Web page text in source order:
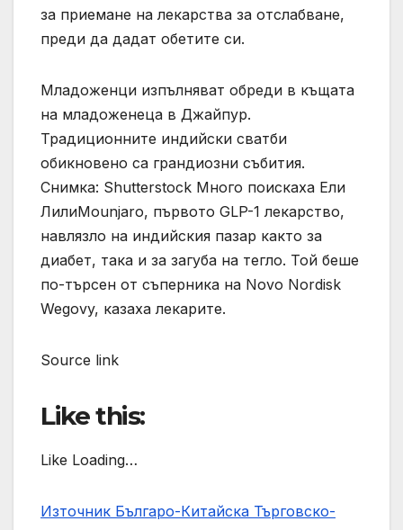
за приемане на лекарства за отслабване,
преди да дадат обетите си.
Младоженци изпълняват обреди в къщата
на младоженеца в Джайпур.
Традиционните индийски сватби
обикновено са грандиозни събития.
Снимка: Shutterstock Много поискаха Ели
ЛилиMounjaro, първото GLP-1 лекарство,
навлязло на индийския пазар както за
диабет, така и за загуба на тегло. Той беше
по-търсен от съперника на Novo Nordisk
Wegovy, казаха лекарите.
Source link
Like this:
Like Loading…
Източник Българо-Китайска Търговско-